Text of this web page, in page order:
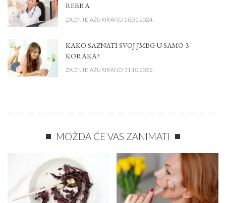
REBRA
ZADNJE AŽURIRANO 18.01.2024.
KAKO SAZNATI SVOJ JMBG U SAMO 3
KORAKA?
ZADNJE AŽURIRANO 31.10.2022.
MOŽDA ĆE VAS ZANIMATI